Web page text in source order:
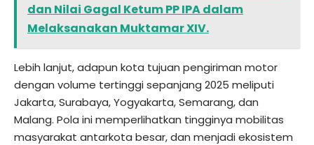
dan Nilai Gagal Ketum PP IPA dalam
Melaksanakan Muktamar XIV.
Lebih lanjut, adapun kota tujuan pengiriman motor
dengan volume tertinggi sepanjang 2025 meliputi
Jakarta, Surabaya, Yogyakarta, Semarang, dan
Malang. Pola ini memperlihatkan tingginya mobilitas
masyarakat antarkota besar, dan menjadi ekosistem